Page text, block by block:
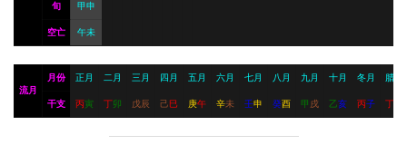
旬 甲申
空亡 午未
流月
月份 正月 二月 三月 四月 五月 六月 七月 八月 九月 十月 冬月 腊月
干支 丙寅 丁卯 戊辰 己巳 庚午 辛未 壬申 癸酉 甲 戌 乙亥 丙子 丁